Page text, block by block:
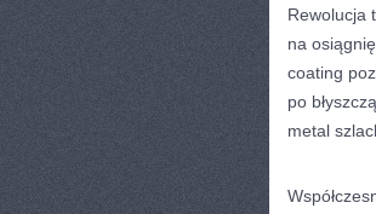
Rewolucja
na
coating
po
metal